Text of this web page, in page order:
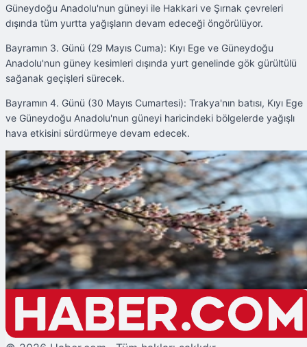
Güneydoğu Anadolu'nun güneyi ile Hakkari ve Şırnak çevreleri
dışında tüm yurtta yağışların devam edeceği öngörülüyor.
Bayramın 3. Günü (29 Mayıs Cuma): Kıyı Ege ve Güneydoğu
Anadolu'nun güney kesimleri dışında yurt genelinde gök gürültülü
sağanak geçişleri sürecek.
Bayramın 4. Günü (30 Mayıs Cumartesi): Trakya'nın batısı, Kıyı Ege
ve Güneydoğu Anadolu'nun güneyi haricindeki bölgelerde yağışlı
hava etkisini sürdürmeye devam edecek.
Şu An Okunan
Kurban Bayramı'nda Meteorolojiden Sağanak Uyarısı